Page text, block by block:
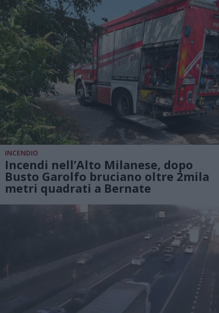
INCENDIO
Incendi nell’Alto Milanese, dopo
Busto Garolfo bruciano oltre 2mila
metri quadrati a Bernate